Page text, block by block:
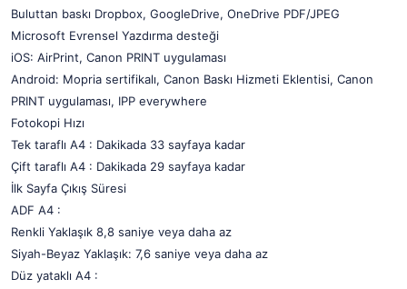
Buluttan baskı Dropbox, GoogleDrive, OneDrive PDF/JPEG
Microsoft Evrensel Yazdırma desteği
iOS: AirPrint, Canon PRINT uygulaması
Android: Mopria sertifikalı, Canon Baskı Hizmeti Eklentisi, Canon
PRINT uygulaması, IPP everywhere
Fotokopi Hızı
Tek taraflı A4 : Dakikada 33 sayfaya kadar
Çift taraflı A4 : Dakikada 29 sayfaya kadar
İlk Sayfa Çıkış Süresi
ADF A4 :
Renkli Yaklaşık 8,8 saniye veya daha az
Siyah-Beyaz Yaklaşık: 7,6 saniye veya daha az
Düz yataklı A4 :